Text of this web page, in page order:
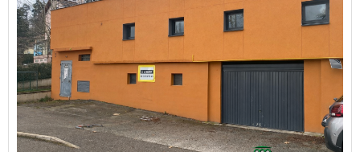
AUVERGNE-
RHÔNE-
ALPES
LOIRE
(42)
ST
ETIENNE
(42000)